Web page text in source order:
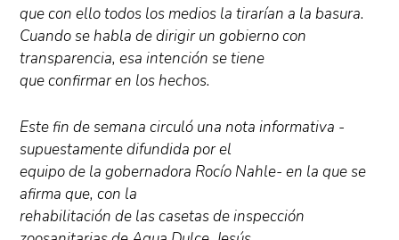
que con ello todos los medios la tirarían a la basura.
Cuando se habla de dirigir un gobierno con
transparencia, esa intención se tiene
que confirmar en los hechos.
Este fin de semana circuló una nota informativa -
supuestamente difundida por el
equipo de la gobernadora Rocío Nahle- en la que se
afirma que, con la
rehabilitación de las casetas de inspección